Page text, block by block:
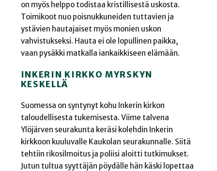
on myös helppo todistaa kristillisestä uskosta.
Toimikoot nuo poisnukkuneiden tuttavien ja
ystävien hautajaiset myös monien uskon
vahvistukseksi. Hauta ei ole lopullinen paikka,
vaan pysäkki matkalla iankaikkiseen elämään.
INKERIN KIRKKO MYRSKYN
KESKELLÄ
Suomessa on syntynyt kohu Inkerin kirkon
taloudellisesta tukemisesta. Viime talvena
Ylöjärven seurakunta keräsi kolehdin Inkerin
kirkkoon kuuluvalle Kaukolan seurakunnalle. Siitä
tehtiin rikosilmoitus ja poliisi aloitti tutkimukset.
Jutun tultua syyttäjän pöydälle hän käski lopettaa